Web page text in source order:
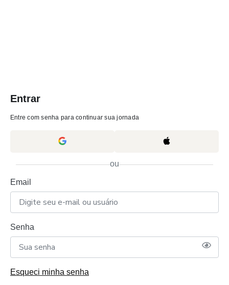
Entrar
Entre com senha para continuar sua jornada
ou
Email
Senha
Esqueci minha senha